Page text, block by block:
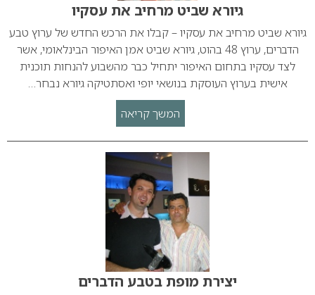
גיורא שביט מרחיב את עסקיו
גיורא שביט מרחיב את עסקיו – קבלו את הרכש החדש של ערוץ טבע
הדברים, ערוץ 48 בהוט, גיורא שביט אמן האיפור הבינלאומי, אשר
לצד עסקיו בתחום האיפור יתחיל כבר מהשבוע להנחות תוכנית
אישית בערוץ העוסקת בנושאי יופי ואסתטיקה גיורא נבחר…
המשך קריאה
יצירת מופת בטבע הדברים